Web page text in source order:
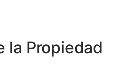
la Propiedad